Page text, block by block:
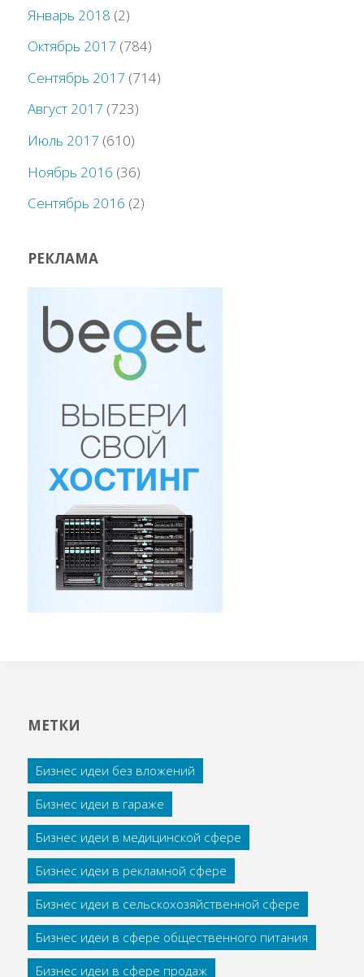
Январь 2018 (2)
Октябрь 2017 (784)
Сентябрь 2017 (714)
Август 2017 (723)
Июль 2017 (610)
Ноябрь 2016 (36)
Сентябрь 2016 (2)
РЕКЛАМА
МЕТКИ
Бизнес идеи без вложений
Бизнес идеи в гараже
Бизнес идеи в медицинской сфере
Бизнес идеи в рекламной сфере
Бизнес идеи в сельскохозяйственной сфере
Бизнес идеи в сфере общественного питания
Бизнес идеи в сфере продаж